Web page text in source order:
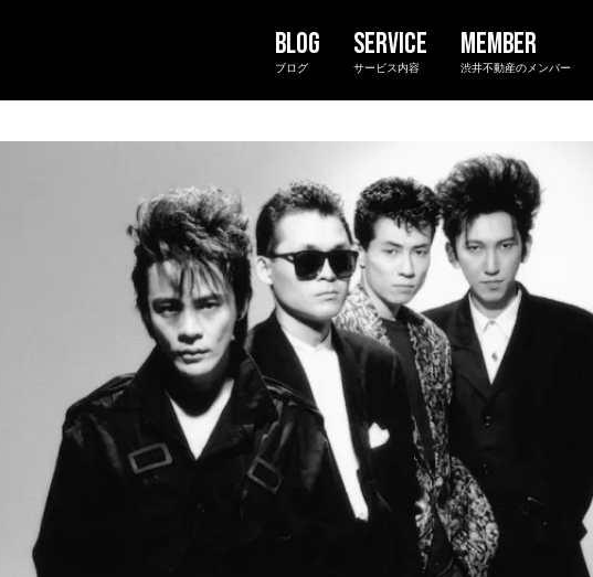
ブログ サービス内容 渋井不動産のメンバー